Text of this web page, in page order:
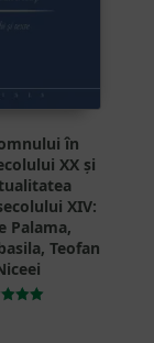
în
XX și
XIV:
Palama,
Teofan